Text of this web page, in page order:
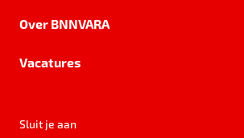
Over BNNVARA
Vacatures
Sluit je aan